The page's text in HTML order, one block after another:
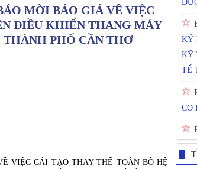
MỜI BÁO GIÁ VỀ VIỆC
ĐIỀU KHIỂN THANG MÁY
THÀNH PHỐ CẦN THƠ
VIỆC CẢI TẠO THAY THẾ TOÀN BỘ HỆ
KÝ
KỸ
TẾ
CO